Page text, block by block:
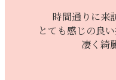
時間通りに来
とても感じの良
凄く綺